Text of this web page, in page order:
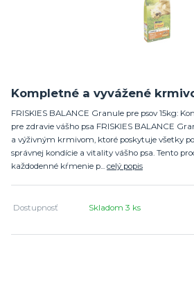
Kompletné a vyvážené
FRISKIES BALANCE Granule pre psov 15kg:
pre zdravie vášho psa FRISKIES BALANCE
a výživným krmivom, ktoré poskytuje všetky
správnej kondície a vitality vášho psa. Tento
každodenné kŕmenie p... celý popis
Dostupnosť Skladom 3 ks